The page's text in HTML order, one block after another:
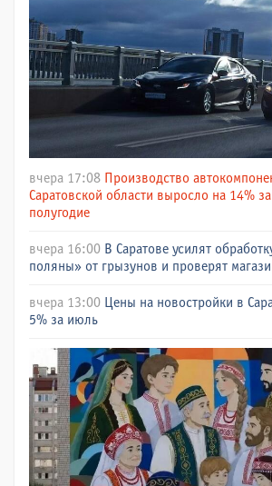
вчера 17:08 Производство
Саратовской области выросло на 14%
полугодие
вчера 16:00 В Саратове усилят
поляны» от грызунов и проверят
вчера 13:00 Цены на новостройки в
5% за июль